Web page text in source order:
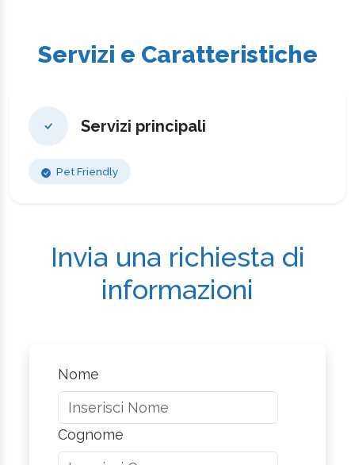
Servizi e Caratteristiche
Servizi principali
Pet Friendly
Invia una richiesta di
informazioni
Nome
Cognome